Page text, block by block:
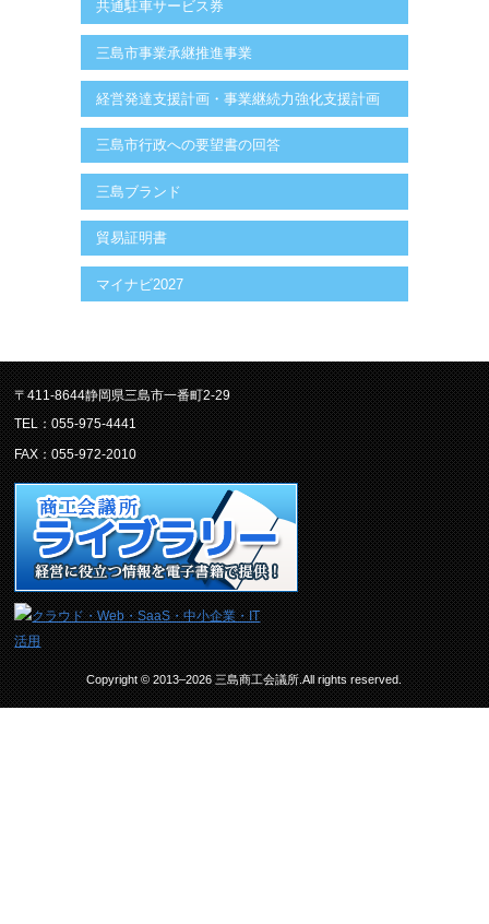
共通駐車サービス券
三島市事業承継推進事業
経営発達支援計画・事業継続力強化支援計画
三島市行政への要望書の回答
三島ブランド
貿易証明書
マイナビ2027
〒411-8644静岡県三島市一番町2-29
TEL：055-975-4441
FAX：055-972-2010
Copyright © 2013–2026 三島商工会議所.All rights reserved.